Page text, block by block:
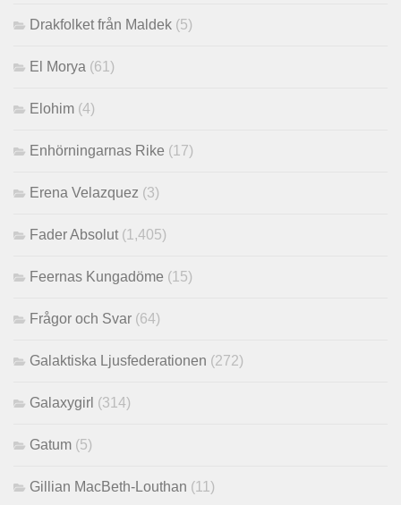
Drakfolket från Maldek (5)
El Morya (61)
Elohim (4)
Enhörningarnas Rike (17)
Erena Velazquez (3)
Fader Absolut (1,405)
Feernas Kungadöme (15)
Frågor och Svar (64)
Galaktiska Ljusfederationen (272)
Galaxygirl (314)
Gatum (5)
Gillian MacBeth-Louthan (11)